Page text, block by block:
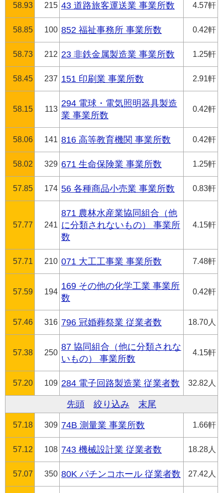
58.93 215 43 道路旅客運送業 事業所数 4.57軒
58.85 100 852 福祉事務所 事業所数 0.42軒
58.73 212 23 非鉄金属製造業 事業所数 1.25軒
58.45 237 151 印刷業 事業所数 2.91軒
58.15 113
294 電球・電気照明器具製造
業 事業所数
0.42軒
58.06 141 816 高等教育機関 事業所数 0.42軒
58.02 329 671 生命保険業 事業所数 1.25軒
57.85 174 56 各種商品小売業 事業所数 0.83軒
57.77 241
871 農林水産業協同組合（他
に分類されないもの） 事業所
数
4.15軒
57.71 210 071 大工工事業 事業所数 7.48軒
57.59 194
169 その他の化学工業 事業所
数
0.42軒
57.46 316 796 冠婚葬祭業 従業者数 18.70人
57.38 250
87 協同組合（他に分類されな
いもの） 事業所数
4.15軒
57.20 109 284 電子回路製造業 従業者数 32.82人
先頭 絞り込み 末尾
57.18 309 74B 測量業 事業所数 1.66軒
57.12 108 743 機械設計業 従業者数 18.28人
57.07 350 80K パチンコホール 従業者数 27.42人